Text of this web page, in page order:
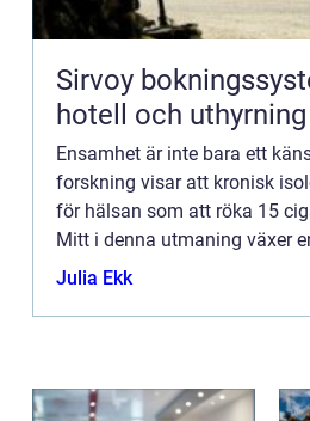
Sirvoy bokningssystem
hotell och
Ensamhet är inte bara ett
forskning visar att kronisk
för hälsan som att röka 15
Mitt i denna utmaning växer
smarta...
Julia Ekk